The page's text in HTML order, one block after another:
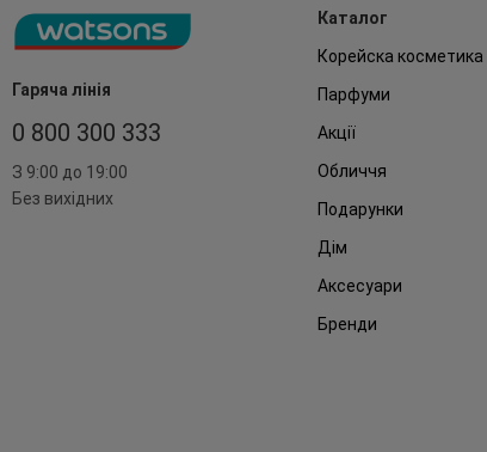
Гаряча лінія
0 800 300 333
З 9:00 до 19:00
Без вихідних
Каталог
Корейска косметика
Парфуми
Акції
Обличчя
Подарунки
Дім
Аксесуари
Бренди